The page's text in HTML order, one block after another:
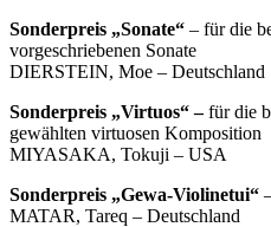
Sonderpreis „Sonate“ – für die
vorgeschriebenen Sonate
DIERSTEIN, Moe – Deutschland
Sonderpreis „Virtuos“ –für die
gewählten virtuosen Komposition
MIYASAKA, Tokuji – USA
Sonderpreis „Gewa-Violinetui“
MATAR, Tareq – Deutschland